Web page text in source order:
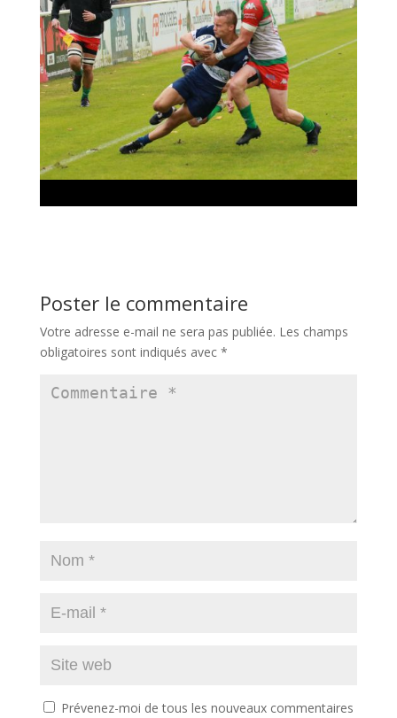
Poster le commentaire
Votre adresse e-mail ne sera pas publiée. Les champs
obligatoires sont indiqués avec *
Prévenez-moi de tous les nouveaux commentaires